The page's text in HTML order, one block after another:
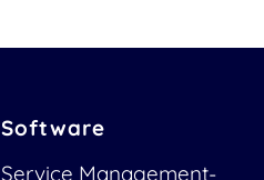
Software
Service Management-